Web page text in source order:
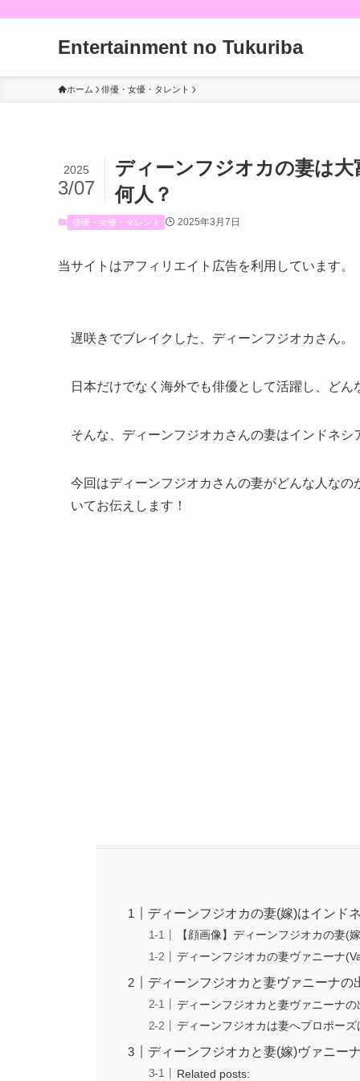
Entertainment no Tukuriba
ホーム 俳優・女優・タレント
ディーンフジオカの妻は
何人？
2025
3/07
俳優・女優・タレント 2025年3月7日
当サイトはアフィリエイト広告を利用しています。
遅咲きでブレイクした、ディーンフジオカさん。
日本だけでなく海外でも俳優として活躍し、どん
そんな、ディーンフジオカさんの妻はインドネシ
今回はディーンフジオカさんの妻がどんな人な
いてお伝えします！
ディーンフジオカの妻(嫁)はインド
【顔画像】ディーンフジオカの妻(
ディーンフジオカの妻ヴァニーナ
ディーンフジオカと妻ヴァニーナ
ディーンフジオカと妻ヴァニーナ
ディーンフジオカは妻へプロポーズ
ディーンフジオカと妻(嫁)ヴァニー
Related posts: